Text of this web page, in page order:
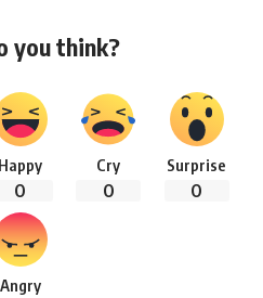
you think?
Happy
0
Cry
0
Surprise
0
Angry